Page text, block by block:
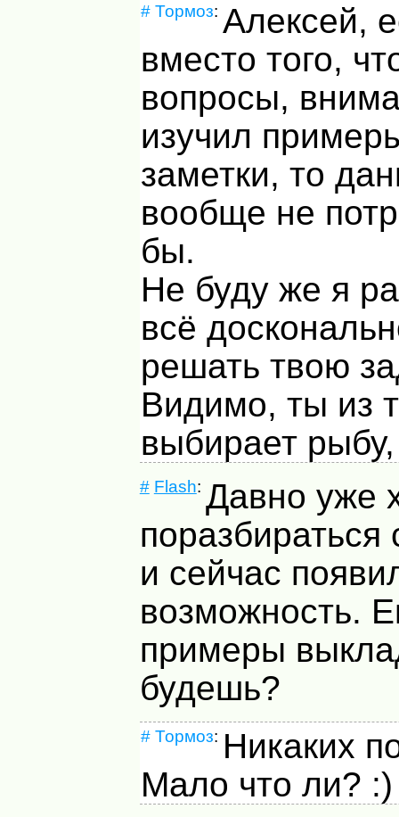
# Тормоз: Алексей,
вместо того,
вопросы,
изучил
заметки, то
вообще не
бы.
Не буду же я
всё
решать твою
Видимо, ты из
выбирает
# Flash: Давно уже
поразбираться
и сейчас
возможность.
примеры
будешь?
# Тормоз: Никаких
Мало что ли? :)